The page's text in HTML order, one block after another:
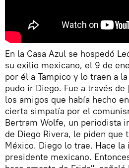
En la Casa Azul se hospedó
su exilio mexicano, el 9 de
por él a Tampico y lo traen a
pudo ir Diego. Fue a través
los amigos que había hecho
cierta simpatía por el
Bertram Wolfe, un periodista
de Diego Rivera, le piden que
México. Diego lo trae. Hace
presidente mexicano.